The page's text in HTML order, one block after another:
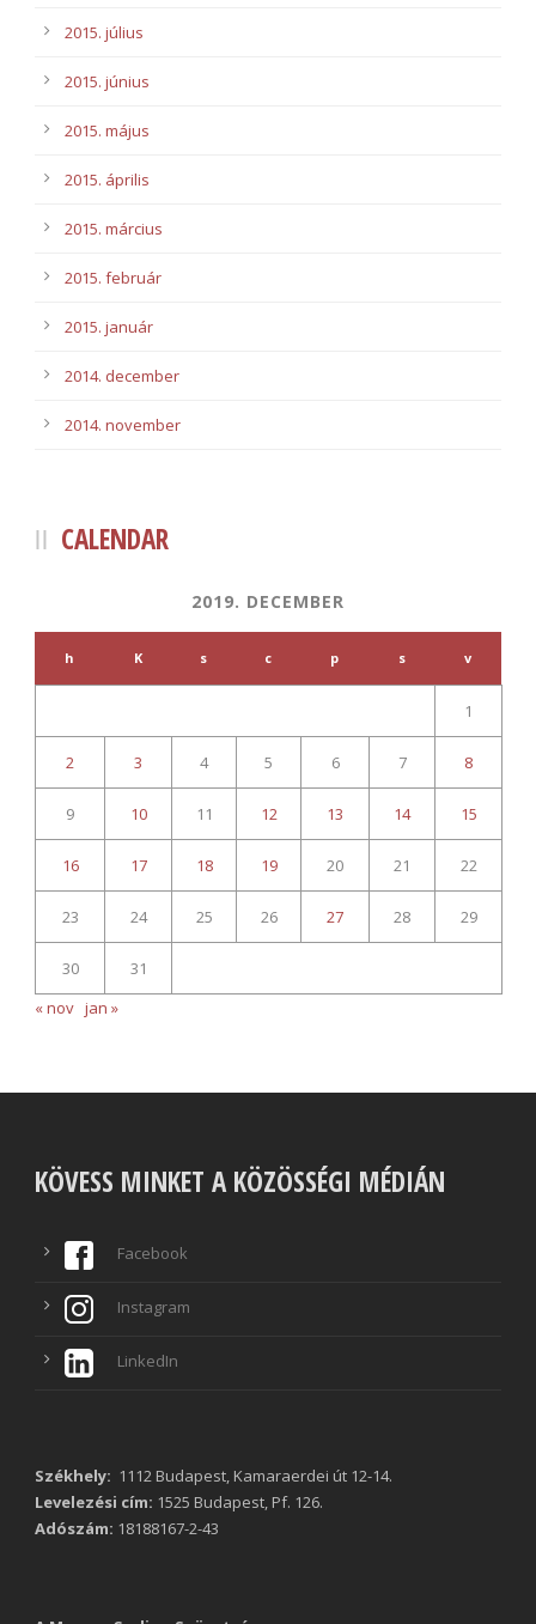
2015. július
2015. június
2015. május
2015. április
2015. március
2015. február
2015. január
2014. december
2014. november
CALENDAR
2019. DECEMBER
h K s c p s v
1
2 3 4 5 6 7 8
9 10 11 12 13 14 15
16 17 18 19 20 21 22
23 24 25 26 27 28 29
30
31
« nov jan »
KÖVESS MINKET A KÖZÖSSÉGI MÉDIÁN
Facebook
Instagram
LinkedIn
Székhely: 1112 Budapest, Kamaraerdei út 12-14.
Levelezési cím: 1525 Budapest, Pf. 126.
Adószám: 18188167-2-43